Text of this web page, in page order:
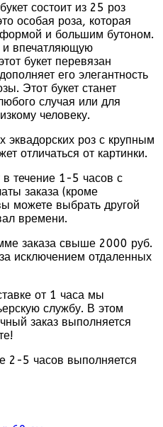
состоит из 25 роз
особая роза, которая
и большим бутоном.
и впечатляющую
букет перевязан
его элегантность
Этот букет станет
случая или для
человеку.
эквадорских роз с крупным
отличаться от картинки.
течение 1-5 часов с
заказа (кроме
можете выбрать другой
времени.
заказа свыше 2000 руб.
исключением отдаленных
от 1 часа мы
службу. В этом
заказ выполняется
2-5 часов выполняется